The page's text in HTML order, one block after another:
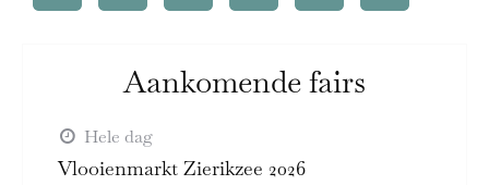
Aankomende fairs
Hele dag
Vlooienmarkt Zierikzee 2026